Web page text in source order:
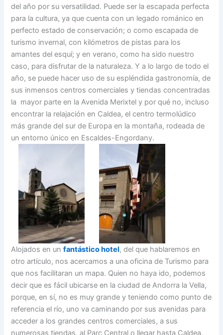
del año por su versatilidad. Puede ser la escapada perfecta
para la cultura, ya que cuenta con un legado románico en
perfecto estado de conservación; o como escapada de
turismo invernal, con kilómetros de pistas para los
amantes del esquí; y en verano, como ha sido nuestro
caso, para disfrutar de la naturaleza. Y a lo largo de todo el
año, se puede hacer uso de su espléndida gastronomía, de
sus inmensos centros comerciales y tiendas concentradas
la mayor parte en la Avenida Merixtel y por qué no, incluso
encontrar la relajación en Caldea, el centro termolúdico
más grande del sur de Europa en la montaña, rodeada de
un entorno único en Escaldes-Engordany.
Alojados en unfantástico hotel, del que hablaremos en
otro artículo, nos acercamos a una oficina de Turismo para
que nos facilitaran un mapa. Quien no haya ido, podemos
decir que es fácil ubicarse en la ciudad de Andorra la Vella,
porque, en sí, no es muy grande y teniendo como punto de
referencia el río, uno va caminando por sus avenidas para
acceder a los grandes centros comerciales, a sus
numerosas tiendas, al Parc Central o llegar hasta Caldea.